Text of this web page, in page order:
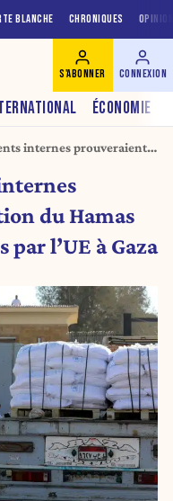
BLANCHE CHRONIQUES
ÉCONOMIE
S'ABONNER CONNEXION
internes prouveraient
l’UE à Gaza
du Hamas
par l’UE à Gaza